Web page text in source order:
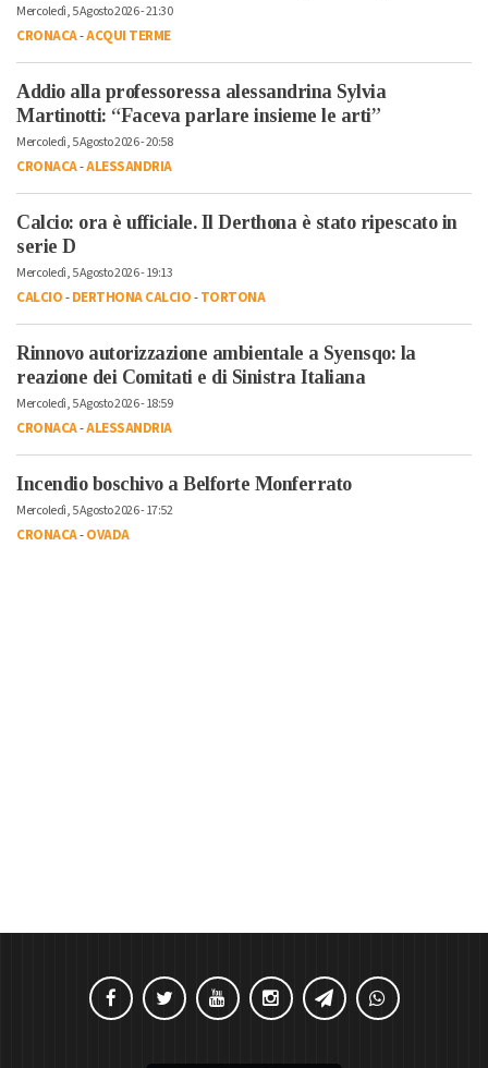
Mercoledì, 5 Agosto 2026 - 21:30
CRONACA-ACQUI TERME
Addio alla professoressa alessandrina Sylvia
Martinotti: “Faceva parlare insieme le arti”
Mercoledì, 5 Agosto 2026 - 20:58
CRONACA-ALESSANDRIA
Calcio: ora è ufficiale. Il Derthona è stato ripescato in
serie D
Mercoledì, 5 Agosto 2026 - 19:13
CALCIO-DERTHONA CALCIO-TORTONA
Rinnovo autorizzazione ambientale a Syensqo: la
reazione dei Comitati e di Sinistra Italiana
Mercoledì, 5 Agosto 2026 - 18:59
CRONACA-ALESSANDRIA
Incendio boschivo a Belforte Monferrato
Mercoledì, 5 Agosto 2026 - 17:52
CRONACA-OVADA